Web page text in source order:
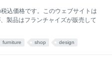
込価格です。このウェブサイトは
製品はフランチャイズが販売して
furniture shop design